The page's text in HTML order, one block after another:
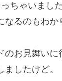
ちゃいまし
るのもわか
お見舞い
したけど。